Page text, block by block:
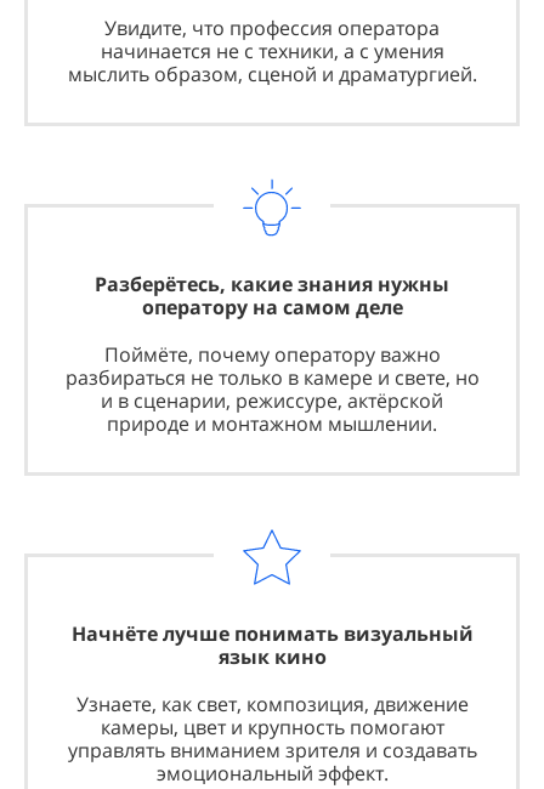
Увидите, что профессия оператора
начинается не с техники, а с умения
мыслить образом, сценой и драматургией.
Разберётесь, какие знания нужны
оператору на самом деле
Поймёте, почему оператору важно
разбираться не только в камере и свете, но
и в сценарии, режиссуре, актёрской
природе и монтажном мышлении.
Начнёте лучше понимать визуальный
язык кино
Узнаете, как свет, композиция, движение
камеры, цвет и крупность помогают
управлять вниманием зрителя и создавать
эмоциональный эффект.